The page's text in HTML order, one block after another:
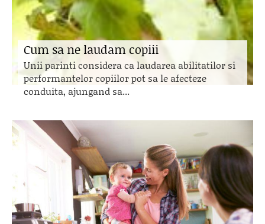
Cum sa ne laudam copiii
Unii parinti considera ca laudarea abilitatilor si
performantelor copiilor pot sa le afecteze
conduita, ajungand sa...